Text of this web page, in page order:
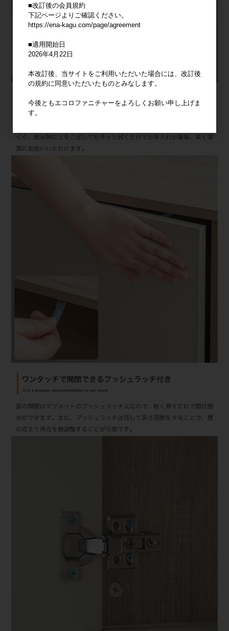
■改訂後の会員規約
下記ページよりご確認ください。
https://ena-kagu.com/page/agreement
■適用開始日
2026年4月22日
本改訂後、当サイトをご利用いただいた場合には、改訂後
の規約に同意いただいたものとみなします。
今後ともエコロファニチャーをよろしくお願い申し上げま
す。